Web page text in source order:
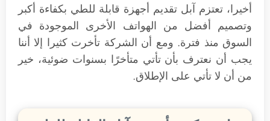
أخيرا، تعتزم آبل تقديم أجهزة قابلة للطي بكفاءة أكبر
وتصميم أفضل من الهواتف الأخرى الموجودة في
السوق منذ فترة. ومع أن الشركة تأخرت كثيرا إلا أننا
يجب أن نعترف بأن تأتي متأخرًا بسنوات ضوئية، خير
من أن لا تأتي على الإطلاق.